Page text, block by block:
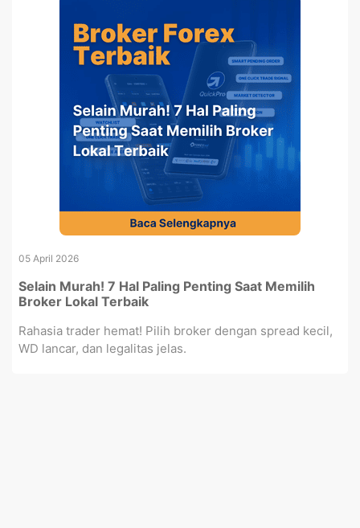
05 April 2026
Selain Murah! 7 Hal Paling Penting Saat Memilih
Broker Lokal Terbaik
Rahasia trader hemat! Pilih broker dengan spread kecil,
WD lancar, dan legalitas jelas.